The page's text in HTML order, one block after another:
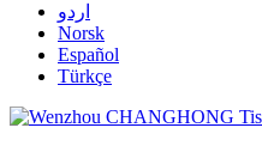
اردو
Norsk
Español
Türkçe